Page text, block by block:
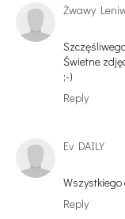
Żwawy
Świetne
;-)
Reply
Ev DAILY
Wszystkiego
Reply